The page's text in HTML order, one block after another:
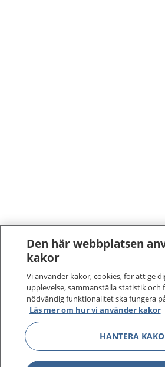
1177 –tryggt om din
På 1177.se får du råd om hälsa
sjukdomar och vilka mottagningar
Logga in för att läsa din journal
vårdärenden. Ring telefonnummer
sjukvårdsrådgivning dygnet runt.
1177 ger dig råd när du vill må
Den här webbplatsen
kakor
Vi använder kakor, cookies, för att ge
upplevelse, sammanställa statistik och
nödvändig funktionalitet ska fungera
Läs mer om hur vi använder kakor
HANTERA